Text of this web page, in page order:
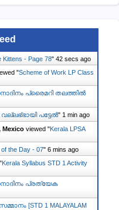
Kittens - Page 78" 43 secs ago
"Scheme of Work LP Class
പ്രൈമറി തലത്തിൽ
പട്ടേൽ" 1 min ago
Mexico viewed "Kerala LPSA
of the Day - 07" 6 mins ago
Kerala Syllabus STD 1 Activity
പ്രത്യേക
[STD 1 MALAYALAM